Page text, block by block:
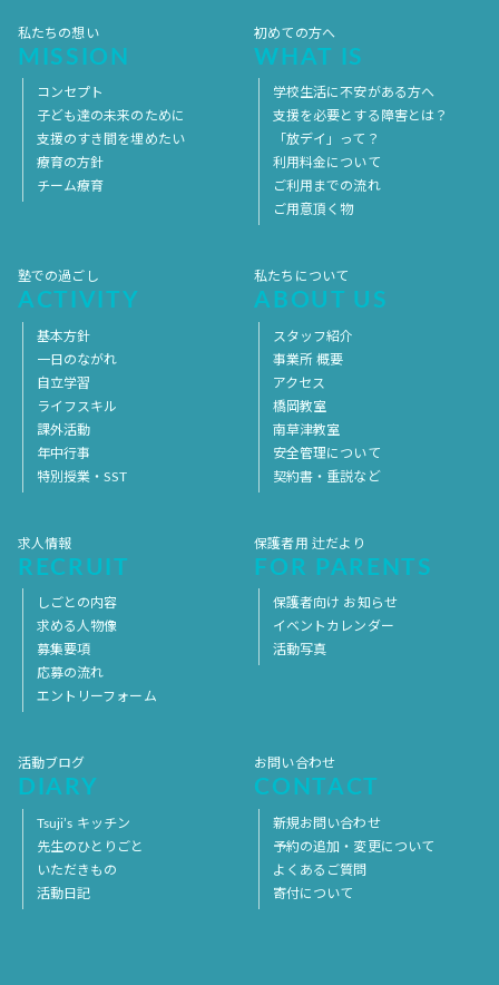
私たちの想い
MISSION
コンセプト
子ども達の未来のために
支援のすき間を埋めたい
療育の方針
チーム療育
初めての方へ
WHAT IS
学校生活に不安がある方へ
支援を必要とする障害とは？
「放デイ」って？
利用料金について
ご利用までの流れ
ご用意頂く物
塾での過ごし
ACTIVITY
基本方針
一日のながれ
自立学習
ライフスキル
課外活動
年中行事
特別授業・SST
私たちについて
ABOUT US
スタッフ紹介
事業所 概要
アクセス
橋岡教室
南草津教室
安全管理について
契約書・重説など
求人情報
RECRUIT
しごとの内容
求める人物像
募集要項
応募の流れ
エントリーフォーム
保護者用 辻だより
FOR PARENTS
保護者向け お知らせ
イベントカレンダー
活動写真
活動ブログ
DIARY
Tsuji’s キッチン
先生のひとりごと
いただきもの
活動日記
お問い合わせ
CONTACT
新規お問い合わせ
予約の追加・変更について
よくあるご質問
寄付について